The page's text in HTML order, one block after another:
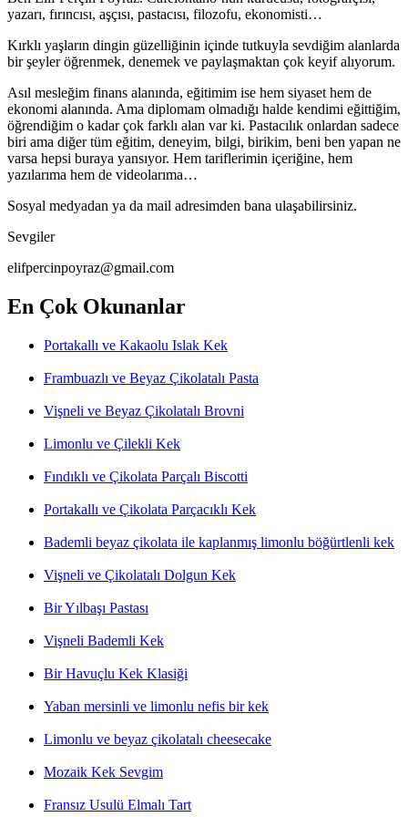
yazarı, fırıncısı, aşçısı, pastacısı, filozofu, ekonomisti…
Kırklı yaşların dingin güzelliğinin içinde tutkuyla sevdiğim alanlarda
bir şeyler öğrenmek, denemek ve paylaşmaktan çok keyif alıyorum.
Asıl mesleğim finans alanında, eğitimim ise hem siyaset hem de
ekonomi alanında. Ama diplomam olmadığı halde kendimi eğittiğim,
öğrendiğim o kadar çok farklı alan var ki. Pastacılık onlardan sadece
biri ama diğer tüm eğitim, deneyim, bilgi, birikim, beni ben yapan ne
varsa hepsi buraya yansıyor. Hem tariflerimin içeriğine, hem
yazılarıma hem de videolarıma…
Sosyal medyadan ya da mail adresimden bana ulaşabilirsiniz.
Sevgiler
elifpercinpoyraz@gmail.com
En Çok Okunanlar
Portakallı ve Kakaolu Islak Kek
Frambuazlı ve Beyaz Çikolatalı Pasta
Vişneli ve Beyaz Çikolatalı Brovni
Limonlu ve Çilekli Kek
Fındıklı ve Çikolata Parçalı Biscotti
Portakallı ve Çikolata Parçacıklı Kek
Bademli beyaz çikolata ile kaplanmış limonlu böğürtlenli kek
Vişneli ve Çikolatalı Dolgun Kek
Bir Yılbaşı Pastası
Vişneli Bademli Kek
Bir Havuçlu Kek Klasiği
Yaban mersinli ve limonlu nefis bir kek
Limonlu ve beyaz çikolatalı cheesecake
Mozaik Kek Sevgim
Fransız Usulü Elmalı Tart